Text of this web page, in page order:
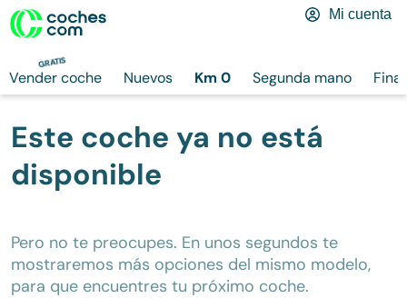
GRATIS
Vender coche Nuevos Km 0 Segunda mano
Mi cuenta
Este coche ya no está
disponible
Pero no te preocupes. En unos segundos te
mostraremos más opciones del mismo modelo,
para que encuentres tu próximo coche.